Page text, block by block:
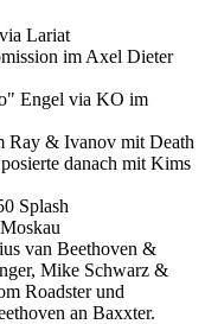
Lariat
im Axel Dieter
Engel via KO im
& Ivanov mit Death
danach mit Kims
Splash
van Beethoven &
Mike Schwarz &
Roadster und
an Baxxter.